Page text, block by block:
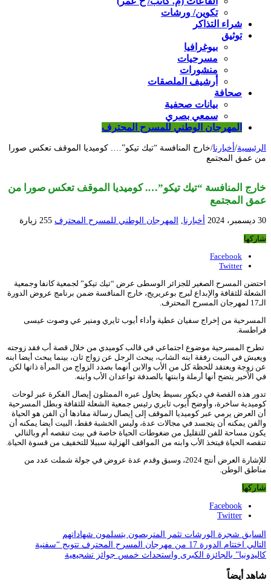
تكوين/ ورشات
شراء التذاكر
توثيق
بيوغرافيا
مسرحيات
منشورات
أرشيف الملصقات
صحافة
بيانات صحفية
سمعي بصري
المهرجان الوطني للمسرح المحترف
الرئيسية/ أخبارنا/خارج المنافسة “تيك تيكو”…. كوميديا الموقف تعكس صورا
من عمق المجتمع
خارج المنافسة “تيك تيكو”…. كوميديا الموقف تعكس صورا من
عمق المجتمع
30 ديسمبر، 2024 أخبارنا, المهرجان الوطني للمسرح المحترف 255 زيارة
شاركها
Facebook
Twitter
احتضن المسرح الصغير للجزائر الوسطى عرض “تيك تيكو” لجمعية كانفا وجمعية
الشعلة للثقافة والإبداع لبرج بوعريريج، خارج المنافسة ضمن برنامج عروض الدورة
الـ17 لمهرجان المسرح المحترف.
المسرحية من إخراج سفيان عطية وأداء أيوب ثايري ومنير عي وصوت عيسى
فراطسة.
تطرح المسرحية موضوع اجتماعي في قالب كوميدي من خلال قصة أب فقد زوجته
ويعيش في البيت رفقة ابنه الشاب، يبحث الرجل عن زواج ثان، بينما يبحث أيضا ابنه
عن زوجة ويعتقد للحظة كل من الأب والابن أنهما بصدد الزواج من المرأة ذاتها لكن
في الأخير يتضح أنها أرملة وابنتها بالصدفة تواعدان الأب وابنه.
تدور هذه القصة في ديكور بسيط يحاول عبره الممثلون إيصال الفكرة عبر لوحات
كوميدية ساخرة، وأوضح أيوب ثايري رئيس جمعية الشعلة للثقافة وبطل المسرحية
أن العرض يرمي عبر كوميديا الموقف إلى إيصال رسالة مفادها أن الفن هو الحياة
والفن يمكنه أن يتجسد في مجالات عدة، وليس الخشبة فقط، البيت أيضا يمكنه أن
يكون مساحة للفن للتقليل من ضغوطات الحياة خاصة في بيت تنقصه أم وبالتالي
تنقصه الحياة فيتخذ الأب وابنه من المواقف الهزلية سبيلا للتخفيف من قسوة الحياة.
للإشارة العرض أنتج 2024، وسبق وقدم عدة عروض في جولة شملت عدد من
مناطق الوطن.
شاركها
Facebook
Twitter
السابق شجرة الورشات تثمر المتربصون يتسلمون شهاداتهم
التالي
اختتام الدورة 17 من مهرجان المسرح المحترف تتويج “سفنية
كاليدونيا” بالجائزة الكبرى واستحداث خمس جوائز تشجيعية
شاهد أيضاً